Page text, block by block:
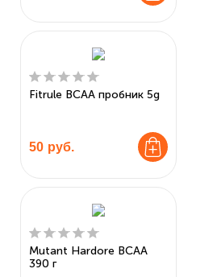
Fitrule BCAA пробник 5g
50 руб.
Mutant Hardore BCAA
390 г